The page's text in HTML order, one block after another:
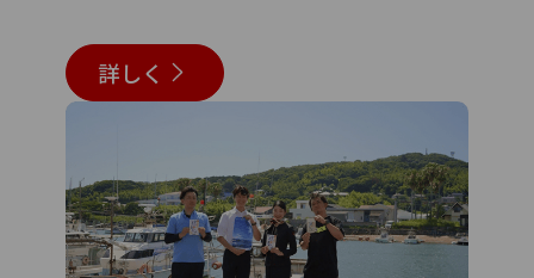
詳しく